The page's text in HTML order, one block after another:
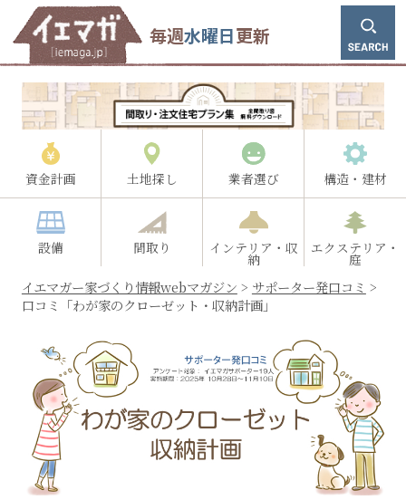
毎週水曜日更新
資金計画 土地探し 業者選び 構造・建材
設備 間取り インテリア・収
納
エクステリア・
庭
イエマガー家づくり情報webマガジン > サポーター発口コミ >
口コミ「わが家のクローゼット・収納計画」